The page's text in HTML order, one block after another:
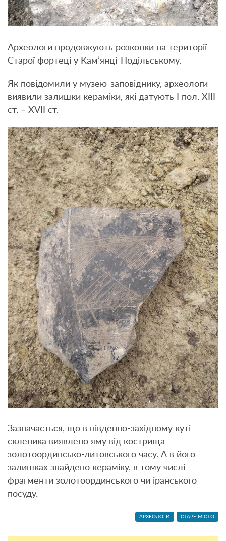
Археологи продовжують розкопки на території
Старої фортеці у Кам’янці-Подільському.
Як повідомили у музею-заповіднику, археологи
виявили залишки кераміки, які датують І пол. ХІІІ
ст. – ХVІІ ст.
Зазначається, що в південно-західному куті
склепика виявлено яму від кострища
золотоординсько-литовського часу. А в його
залишках знайдено кераміку, в тому числі
фрагменти золотоординського чи іранського
посуду.
АРХЕОЛОГИ СТАРЕ МІСТО